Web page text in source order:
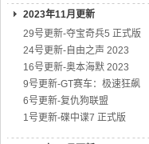
2023年11月更新
29号更新-夺宝奇兵5 正式版
24号更新-自由之声 2023
16号更新-奥本海默 2023
9号更新-GT赛车：极速狂飙
6号更新-复仇狗联盟
1号更新-碟中谍7 正式版